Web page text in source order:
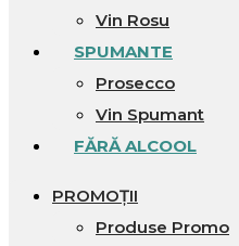
Vin Rosu
SPUMANTE
Prosecco
Vin Spumant
FĂRĂ ALCOOL
PROMOȚII
Produse Promo